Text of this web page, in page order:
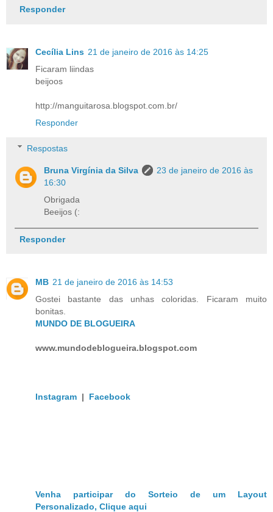
Responder
Cecília Lins 21 de janeiro de 2016 às 14:25
Ficaram liindas
beijoos
http://manguitarosa.blogspot.com.br/
Responder
Respostas
Bruna Virgínia da Silva
23 de janeiro de 2016 às
16:30
Obrigada
Beeijos (:
Responder
MB 21 de janeiro de 2016 às 14:53
Gostei bastante das unhas coloridas. Ficaram muito
bonitas.
MUNDO DE BLOGUEIRA
www.mundodeblogueira.blogspot.com
Instagram | Facebook
Venha participar do Sorteio de um Layout
Personalizado, Clique aqui